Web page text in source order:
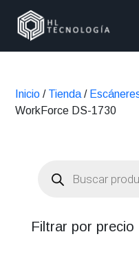
Inicio / Tienda /
WorkForce DS-1730
productos
Filtrar por precio